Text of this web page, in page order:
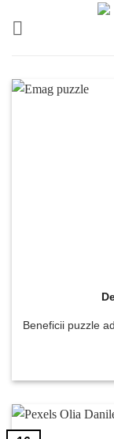
Beneficii puzzle